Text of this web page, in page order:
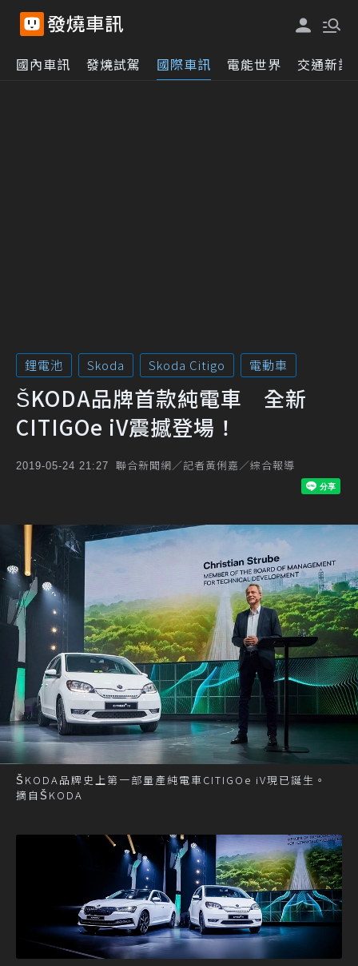
國內車訊 發燒試駕 國際車訊 電能世界 交通新訊
鋰電池 Skoda Skoda Citigo 電動車
ŠKODA品牌首款純電車 全新
CITIGOe iV震撼登場！
2019-05-24 21:27 聯合新聞網／記者黃俐嘉／綜合報導
ŠKODA品牌史上第一部量產純電車CITIGOe iV現已誕生。
摘自ŠKODA